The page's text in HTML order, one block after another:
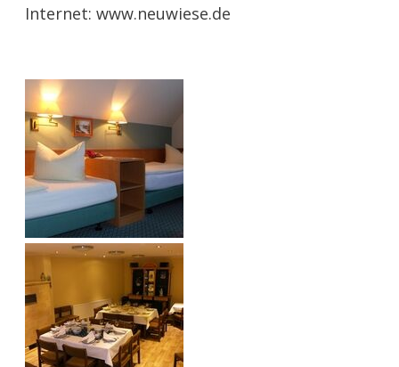
Internet: www.neuwiese.de